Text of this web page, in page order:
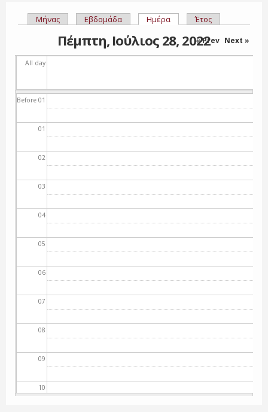
Πρωτεύουσες καρτέλες
Μήνας Εβδομάδα Ημέρα(ενεργή καρτέλα)
Έτος
Πέμπτη, Ιούλιος 28, 2022
« Prev Next »
All day
Before 01
01
02
03
04
05
06
07
08
09
10